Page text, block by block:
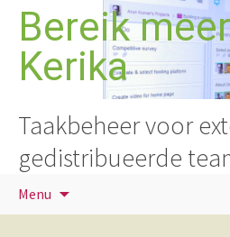
inhoud
Bereik
Kerika
Taakbeheer voor
gedistribueerde
Menu